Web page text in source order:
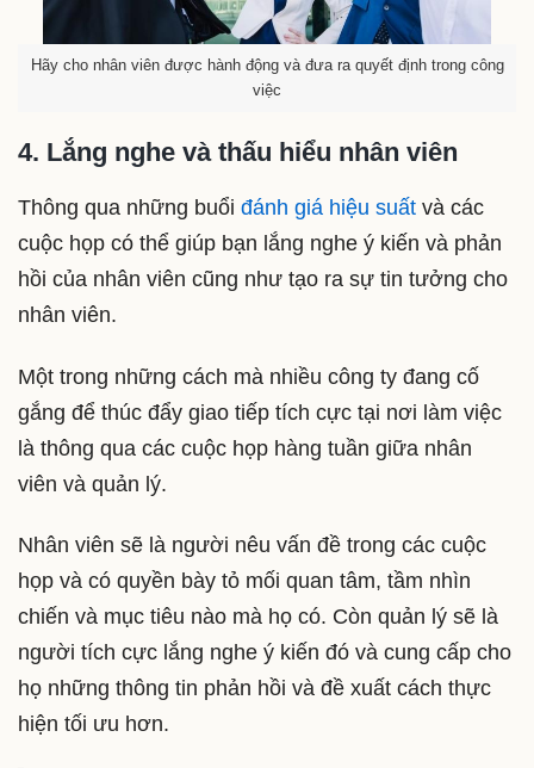
Hãy cho nhân viên được hành động và đưa ra quyết định trong công
việc
4. Lắng nghe và thấu hiểu nhân viên
Thông qua những buổi đánh giá hiệu suất và các
cuộc họp có thể giúp bạn lắng nghe ý kiến và phản
hồi của nhân viên cũng như tạo ra sự tin tưởng cho
nhân viên.
Một trong những cách mà nhiều công ty đang cố
gắng để thúc đẩy giao tiếp tích cực tại nơi làm việc
là thông qua các cuộc họp hàng tuần giữa nhân
viên và quản lý.
Nhân viên sẽ là người nêu vấn đề trong các cuộc
họp và có quyền bày tỏ mối quan tâm, tầm nhìn
chiến và mục tiêu nào mà họ có. Còn quản lý sẽ là
người tích cực lắng nghe ý kiến đó và cung cấp cho
họ những thông tin phản hồi và đề xuất cách thực
hiện tối ưu hơn.